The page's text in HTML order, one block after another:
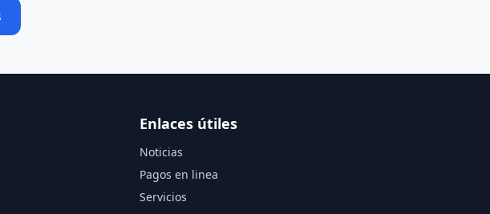
Enlaces útiles
Noticias
Pagos en linea
Servicios